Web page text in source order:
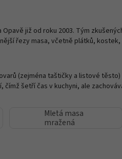
již od roku 2003. Tým
řezy masa, včetně plátků,
(zejména taštičky a listové
šetří čas v kuchyni, ale
Mletá masa
mražená